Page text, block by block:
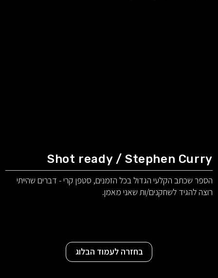
Shot ready / Stephen Curry
הספר שכתב הקלעי הגדול בכל הזמנים, סטפן קרי - דברים שהייתי
רוצה להגיד לשחקנים/ות שאני מאמן.
בחזרה לעמוד הבלוג